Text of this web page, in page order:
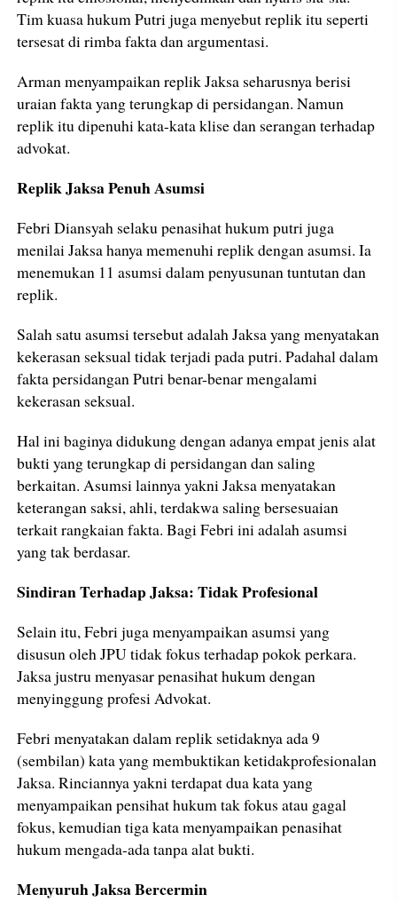
Tim kuasa hukum Putri juga menyebut replik itu seperti
tersesat di rimba fakta dan argumentasi.
Arman menyampaikan replik Jaksa seharusnya berisi
uraian fakta yang terungkap di persidangan. Namun
replik itu dipenuhi kata-kata klise dan serangan terhadap
advokat.
Replik Jaksa Penuh Asumsi
Febri Diansyah selaku penasihat hukum putri juga
menilai Jaksa hanya memenuhi replik dengan asumsi. Ia
menemukan 11 asumsi dalam penyusunan tuntutan dan
replik.
Salah satu asumsi tersebut adalah Jaksa yang menyatakan
kekerasan seksual tidak terjadi pada putri. Padahal dalam
fakta persidangan Putri benar-benar mengalami
kekerasan seksual.
Hal ini baginya didukung dengan adanya empat jenis alat
bukti yang terungkap di persidangan dan saling
berkaitan. Asumsi lainnya yakni Jaksa menyatakan
keterangan saksi, ahli, terdakwa saling bersesuaian
terkait rangkaian fakta. Bagi Febri ini adalah asumsi
yang tak berdasar.
Sindiran Terhadap Jaksa: Tidak Profesional
Selain itu, Febri juga menyampaikan asumsi yang
disusun oleh JPU tidak fokus terhadap pokok perkara.
Jaksa justru menyasar penasihat hukum dengan
menyinggung profesi Advokat.
Febri menyatakan dalam replik setidaknya ada 9
(sembilan) kata yang membuktikan ketidakprofesionalan
Jaksa. Rinciannya yakni terdapat dua kata yang
menyampaikan pensihat hukum tak fokus atau gagal
fokus, kemudian tiga kata menyampaikan penasihat
hukum mengada-ada tanpa alat bukti.
Menyuruh Jaksa Bercermin